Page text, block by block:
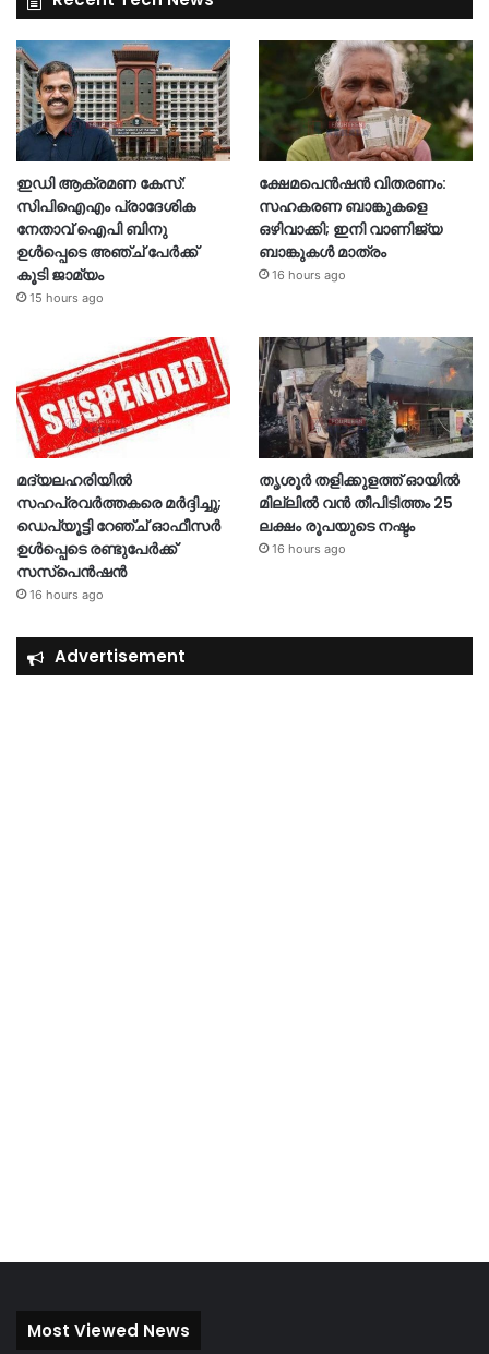
ഇഡി ആക്രമണ കേസ്:
സിപിഐഎം പ്രാദേശിക
നേതാവ് ഐപി ബിനു
ഉൾപ്പെടെ അഞ്ച് പേർക്ക്
കൂടി ജാമ്യം
15 hours ago
ക്ഷേമപെൻഷൻ വിതരണം:
സഹകരണ ബാങ്കുകളെ
ഒഴിവാക്കി; ഇനി വാണിജ്യ
ബാങ്കുകൾ മാത്രം
16 hours ago
മദ്യലഹരിയിൽ
സഹപ്രവർത്തകരെ മർദ്ദിച്ചു;
ഡെപ്യൂട്ടി റേഞ്ച് ഓഫീസർ
ഉൾപ്പെടെ രണ്ടുപേർക്ക്
സസ്‌പെൻഷൻ
16 hours ago
തൃശൂര്‍ തളിക്കുളത്ത് ഓയില്‍
മില്ലില്‍ വൻ തീപിടിത്തം 25
ലക്ഷം രൂപയുടെ നഷ്ടം
16 hours ago
Advertisement
Most Viewed News